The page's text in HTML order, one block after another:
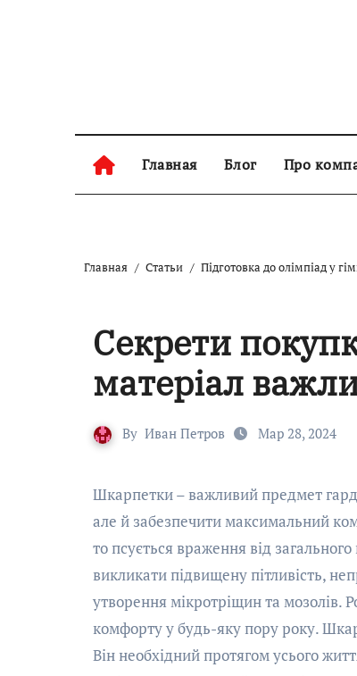
Главная Блог Про
Главная Статьи Підготовка до олімпіад у
Секрети
матеріал
By Иван Петров Мар 28, 2024
Шкарпетки – важливий предмет гардеробу, який не тільки повинен поєднуватись з одягом,
але й забезпечити максимальний
то псується враження від
викликати підвищену пітливість,
утворення мікротріщин та мозолів.
комфорту у будь-яку пору року.
Він необхідний протягом усього